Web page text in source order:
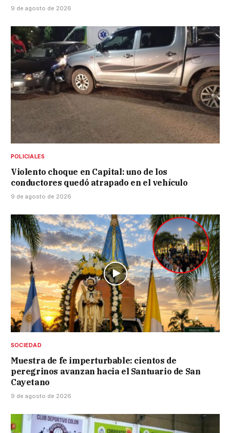
9 de agosto de 2026
POLICIALES
Violento choque en Capital: uno de los
conductores quedó atrapado en el vehículo
9 de agosto de 2026
SOCIEDAD
Muestra de fe imperturbable: cientos de
peregrinos avanzan hacia el Santuario de San
Cayetano
9 de agosto de 2026